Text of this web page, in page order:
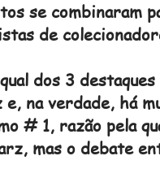
se
de
dos 3
na verdade, há
# 1, razão pela
mas o debate